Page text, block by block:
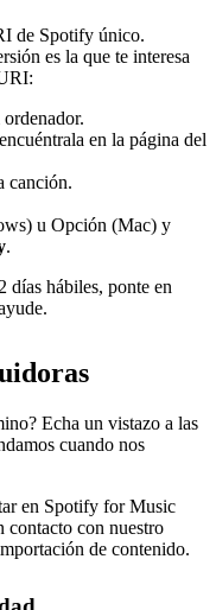
de Spotify único.
es la que te interesa
en la página del
canción.
u Opción (Mac) y
.
días hábiles, ponte en
Echa un vistazo a las
cuando nos
en Spotify for Music
contacto con nuestro
de contenido.